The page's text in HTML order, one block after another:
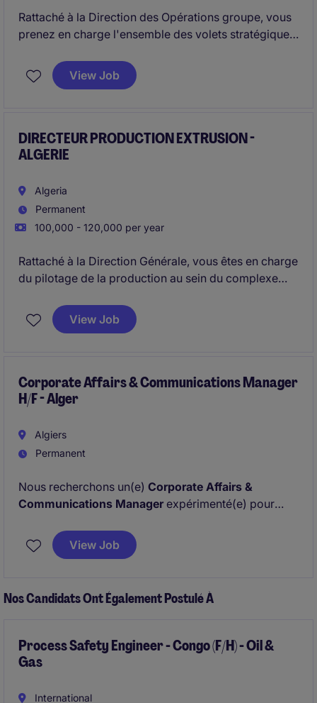
Rattaché à la Direction des Opérations groupe, vous
prenez en charge l'ensemble des volets stratégiques,
filiale en Algérie. Vous pilotez un compte
d'exploitation et des équipes pluridisciplinaires en
View Job
DIRECTEUR PRODUCTION EXTRUSION -
ALGERIE
Algeria
Permanent
100,000 - 120,000 per year
Rattaché à la Direction Générale, vous êtes en charge
du pilotage de la production au sein du complexe
production ainsi que de l'animation des équipes de
production.
View Job
Corporate Affairs & Communications Manager
H/F - Alger
Algiers
Permanent
Nous recherchons un(e) Corporate Affairs &
Communications Manager expérimenté(e) pour
Algérie, vous serez en charge de développer et de
mettre en œuvre des stratégies d'affaires publiques
durable de l'entreprise, tout en renforçant sa
réputation institutionnelle.
View Job
Nos Candidats Ont Également Postulé À
Process Safety Engineer - Congo (F/H) - Oil &
Gas
International